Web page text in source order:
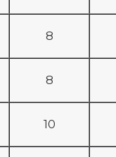
8
8
10